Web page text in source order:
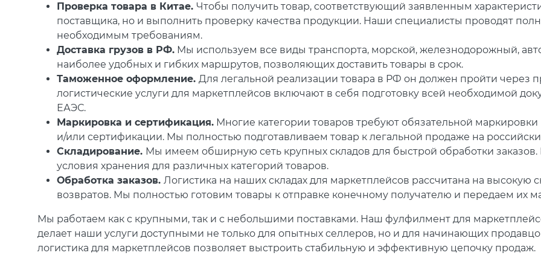
Проверка товара в Китае. Чтобы получить товар, соответствующий заявленным
поставщика, но и выполнить проверку качества продукции. Наши специалисты проводят
необходимым требованиям.
Доставка грузов в РФ. Мы используем все виды транспорта, морской, железнодорожный,
наиболее удобных и гибких маршрутов, позволяющих доставить товары в срок.
Таможенное оформление. Для легальной реализации товара в РФ он должен пройти
логистические услуги для маркетплейсов включают в себя подготовку всей необходимой
ЕАЭС.
Маркировка и сертификация. Многие категории товаров требуют обязательной маркировки
и/или сертификации. Мы полностью подготавливаем товар к легальной продаже на
Складирование. Мы имеем обширную сеть крупных складов для быстрой обработки
условия хранения для различных категорий товаров.
Обработка заказов. Логистика на наших складах для маркетплейсов рассчитана на высокую
возвратов. Мы полностью готовим товары к отправке конечному получателю и передаем их
Мы работаем как с крупными, так и с небольшими поставками. Наш фулфилмент для
делает наши услуги доступными не только для опытных селлеров, но и для начинающих
логистика для маркетплейсов позволяет выстроить стабильную и эффективную цепочку продаж.